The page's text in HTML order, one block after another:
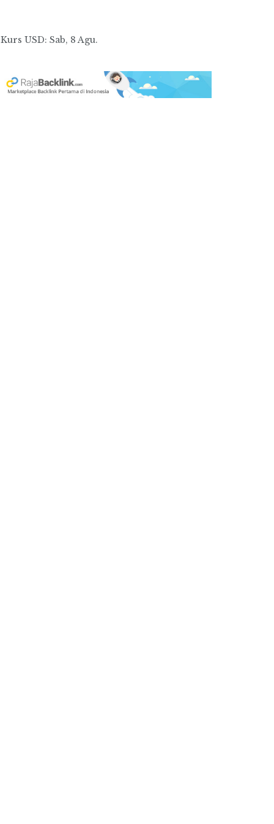
Kurs USD: Sab, 8 Agu.